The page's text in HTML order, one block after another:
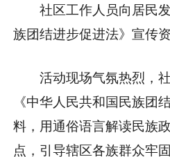
社区工作人员向居民
族团结进步促进法》宣传
活动现场气氛热烈，
《中华人民共和国民族团
料，用通俗语言解读民族
点，引导辖区各族群众牢